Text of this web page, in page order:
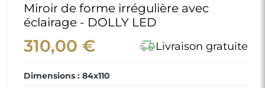
Miroir de forme irrégulière avec
éclairage - DOLLY LED
310,00 € delivery_truck_speedLivraison gratuite
Dimensions : 84x110